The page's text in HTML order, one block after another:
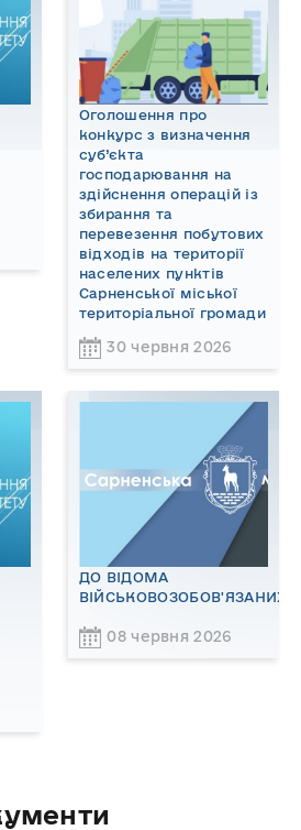
Оголошення про
конкурс з визначення
суб’єкта
господарювання на
здійснення операцій із
збирання та
перевезення побутових
відходів на території
населених пунктів
Сарненської міської
територіальної громади
30 червня 2026
ДО ВІДОМА
ВІЙСЬКОВОЗОБОВ'ЯЗАНИХ!
08 червня 2026